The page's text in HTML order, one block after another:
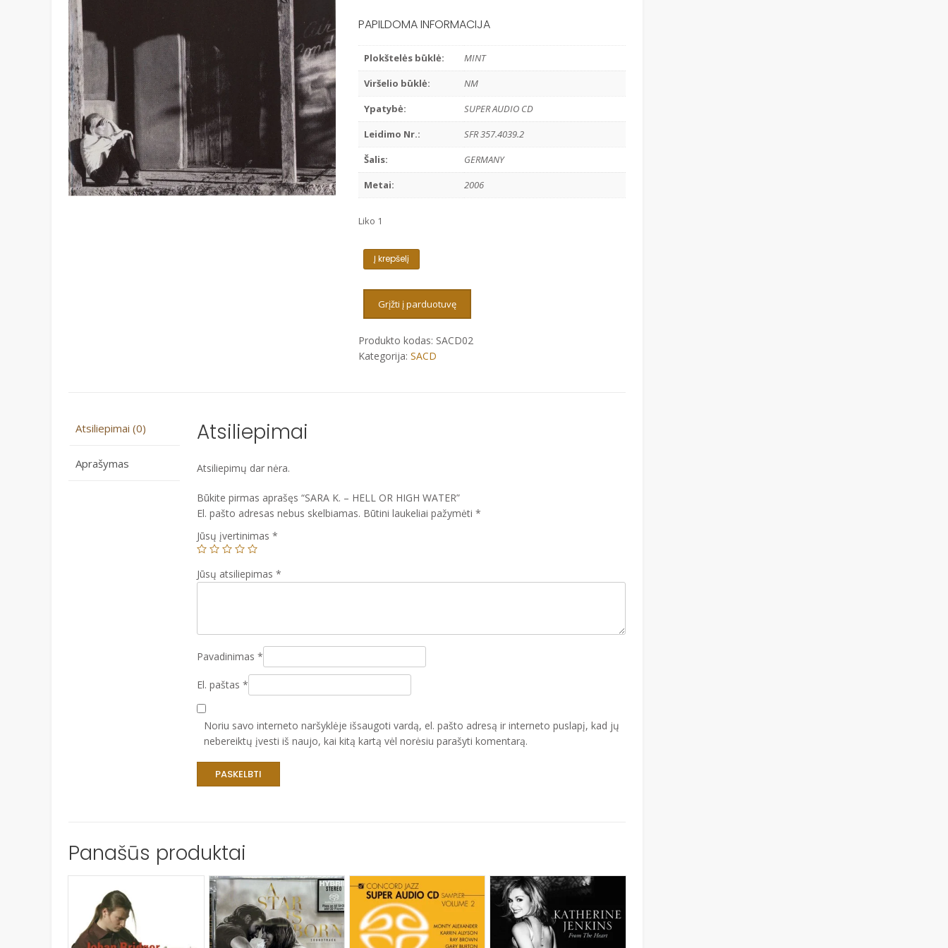
PAPILDOMA INFORMACIJA
Plokštelės būklė:
MINT
Viršelio būklė:
NM
Ypatybė:
SUPER AUDIO CD
Leidimo Nr.:
SFR 357.4039.2
Šalis:
GERMANY
Metai:
2006
Liko 1
produkto
kiekis:
SARA
HELL
HIGH
Į krepšelį
Grįžti į parduotuvę
Produkto kodas: SACD02
Kategorija: SACD
Atsiliepimai (0)
Aprašymas
Atsiliepimai
Atsiliepimų dar nėra.
Būkite pirmas aprašęs “SARA K. ‎– HELL OR HIGH WATER”
El. pašto adresas nebus skelbiamas. Būtini laukeliai pažymėti *
Jūsų įvertinimas *
Jūsų atsiliepimas *
Pavadinimas *
El. paštas *
Noriu savo interneto naršyklėje išsaugoti vardą, el. pašto adresą ir interneto puslapį, kad jų
nebereiktų įvesti iš naujo, kai kitą kartą vėl norėsiu parašyti komentarą.
Panašūs produktai